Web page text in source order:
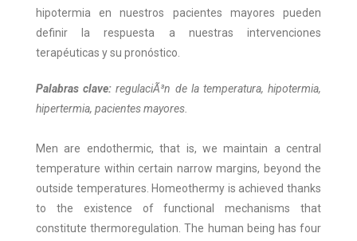
hipotermia en nuestros pacientes mayores pueden
definir la respuesta a nuestras intervenciones
terapéuticas y su pronóstico.
Palabras clave:regulaciÃ³n de la temperatura, hipotermia,
hipertermia, pacientes mayores.
Men are endothermic, that is, we maintain a central
temperature within certain narrow margins, beyond the
outside temperatures. Homeothermy is achieved thanks
to the existence of functional mechanisms that
constitute thermoregulation. The human being has four